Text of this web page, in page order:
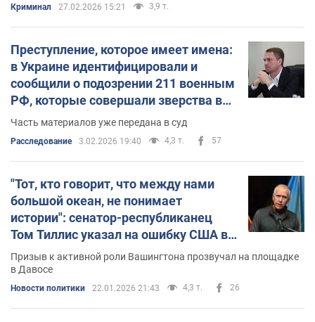
Криминал 27.02.2026 15:21 3,9 т.
Преступление, которое имеет имена:
в Украине идентифицировали и
сообщили о подозрении 211 военным
РФ, которые совершали зверства в
Буче
Часть материалов уже передана в суд
Расследование 3.02.2026 19:40 4,3 т. 57
"Тот, кто говорит, что между нами
большой океан, не понимает
истории": сенатор-республиканец
Том Тиллис указал на ошибку США в
отношении России. Видео
Призыв к активной роли Вашингтона прозвучал на площадке
в Давосе
Новости политики 22.01.2026 21:43 4,3 т. 26